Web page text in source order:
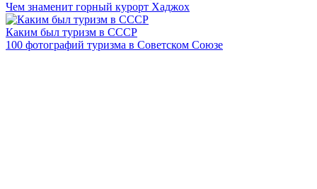
Чем знаменит горный курорт Хаджох
Каким был туризм в СССР
100 фотографий туризма в Советском Союзе